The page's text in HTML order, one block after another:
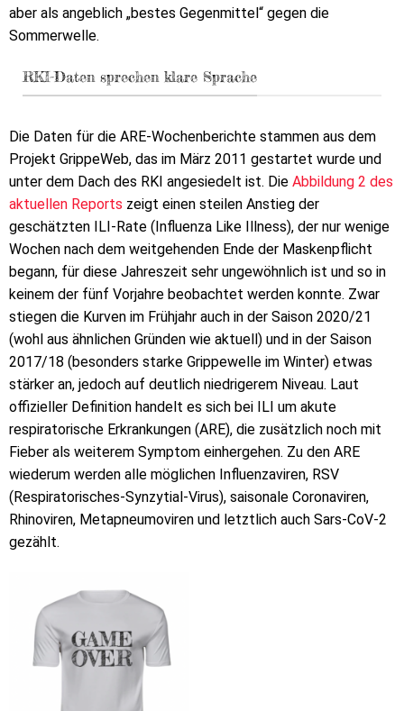
aber als angeblich „bestes Gegenmittel“ gegen die
Sommerwelle.
RKI-Daten sprechen klare Sprache
Die Daten für die ARE-Wochenberichte stammen aus dem
Projekt GrippeWeb, das im März 2011 gestartet wurde und
unter dem Dach des RKI angesiedelt ist. Die Abbildung 2 des
aktuellen Reports zeigt einen steilen Anstieg der
geschätzten ILI-Rate (Influenza Like Illness), der nur wenige
Wochen nach dem weitgehenden Ende der Maskenpflicht
begann, für diese Jahreszeit sehr ungewöhnlich ist und so in
keinem der fünf Vorjahre beobachtet werden konnte. Zwar
stiegen die Kurven im Frühjahr auch in der Saison 2020/21
(wohl aus ähnlichen Gründen wie aktuell) und in der Saison
2017/18 (besonders starke Grippewelle im Winter) etwas
stärker an, jedoch auf deutlich niedrigerem Niveau. Laut
offizieller Definition handelt es sich bei ILI um akute
respiratorische Erkrankungen (ARE), die zusätzlich noch mit
Fieber als weiterem Symptom einhergehen. Zu den ARE
wiederum werden alle möglichen Influenzaviren, RSV
(Respiratorisches-Synzytial-Virus), saisonale Coronaviren,
Rhinoviren, Metapneumoviren und letztlich auch Sars-CoV-2
gezählt.